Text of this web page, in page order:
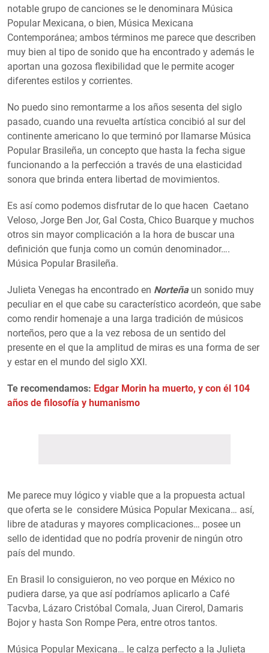
notable grupo de canciones se le denominara Música
Popular Mexicana, o bien, Música Mexicana
Contemporánea; ambos términos me parece que describen
muy bien al tipo de sonido que ha encontrado y además le
aportan una gozosa flexibilidad que le permite acoger
diferentes estilos y corrientes.
No puedo sino remontarme a los años sesenta del siglo
pasado, cuando una revuelta artística concibió al sur del
continente americano lo que terminó por llamarse Música
Popular Brasileña, un concepto que hasta la fecha sigue
funcionando a la perfección a través de una elasticidad
sonora que brinda entera libertad de movimientos.
Es así como podemos disfrutar de lo que hacen Caetano
Veloso, Jorge Ben Jor, Gal Costa, Chico Buarque y muchos
otros sin mayor complicación a la hora de buscar una
definición que funja como un común denominador….
Música Popular Brasileña.
Julieta Venegas ha encontrado en Norteñaun sonido muy
peculiar en el que cabe su característico acordeón, que sabe
como rendir homenaje a una larga tradición de músicos
norteños, pero que a la vez rebosa de un sentido del
presente en el que la amplitud de miras es una forma de ser
y estar en el mundo del siglo XXI.
Te recomendamos: Edgar Morin ha muerto, y con él 104
años de filosofía y humanismo
Me parece muy lógico y viable que a la propuesta actual
que oferta se le considere Música Popular Mexicana… así,
libre de ataduras y mayores complicaciones… posee un
sello de identidad que no podría provenir de ningún otro
país del mundo.
En Brasil lo consiguieron, no veo porque en México no
pudiera darse, ya que así podríamos aplicarlo a Café
Tacvba, Lázaro Cristóbal Comala, Juan Cirerol, Damaris
Bojor y hasta Son Rompe Pera, entre otros tantos.
Música Popular Mexicana… le calza perfecto a la Julieta